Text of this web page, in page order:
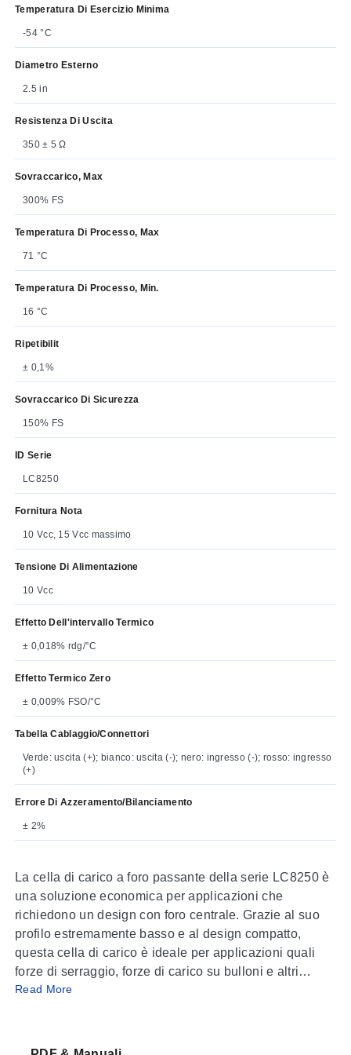
Temperatura Di Esercizio Minima
-54 °C
Diametro Esterno
2.5 in
Resistenza Di Uscita
350 ± 5 Ω
Sovraccarico, Max
300% FS
Temperatura Di Processo, Max
71 °C
Temperatura Di Processo, Min.
16 °C
Ripetibilit
± 0,1%
Sovraccarico Di Sicurezza
150% FS
ID Serie
LC8250
Fornitura Nota
10 Vcc, 15 Vcc massimo
Tensione Di Alimentazione
10 Vcc
Effetto Dell'intervallo Termico
± 0,018% rdg/°C
Effetto Termico Zero
± 0,009% FSO/°C
Tabella Cablaggio/connettori
Verde: uscita (+); bianco: uscita (-); nero: ingresso (-); rosso: ingresso
(+)
Errore Di Azzeramento/bilanciamento
± 2%
La cella di carico a foro passante della serie LC8250 è
una soluzione economica per applicazioni che
richiedono un design con foro centrale. Grazie al suo
profilo estremamente basso e al design compatto,
questa cella di carico è ideale per applicazioni quali
forze di serraggio, forze di carico su bulloni e altri
carichi compressivi. Questa serie, con costruzione
impegnative.
Read More